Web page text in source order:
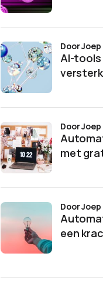
AI-
door Joep
met
door Joep
een
door Joep